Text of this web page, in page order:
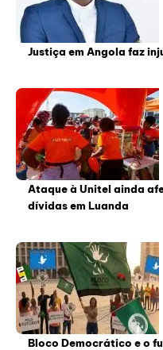
Justiça em Angola faz
Ataque à Unitel ainda
dívidas em Luanda
Bloco Democrático e o